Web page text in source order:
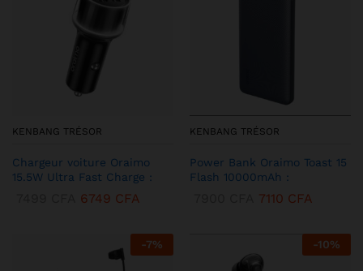
KENBANG TRÉSOR
Chargeur voiture Oraimo
15.5W Ultra Fast Charge :
6749 CFA
KENBANG TRÉSOR
Power Bank Oraimo Toast 15
Flash 10000mAh :
7110 CFA
-7% -10%